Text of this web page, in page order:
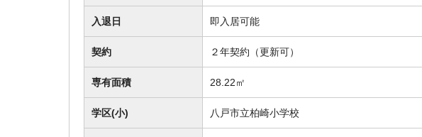
入退日 即入居可能
契約 ２年契約（更新可）
専有面積 28.22㎡
学区(小) 八戸市立柏崎小学校